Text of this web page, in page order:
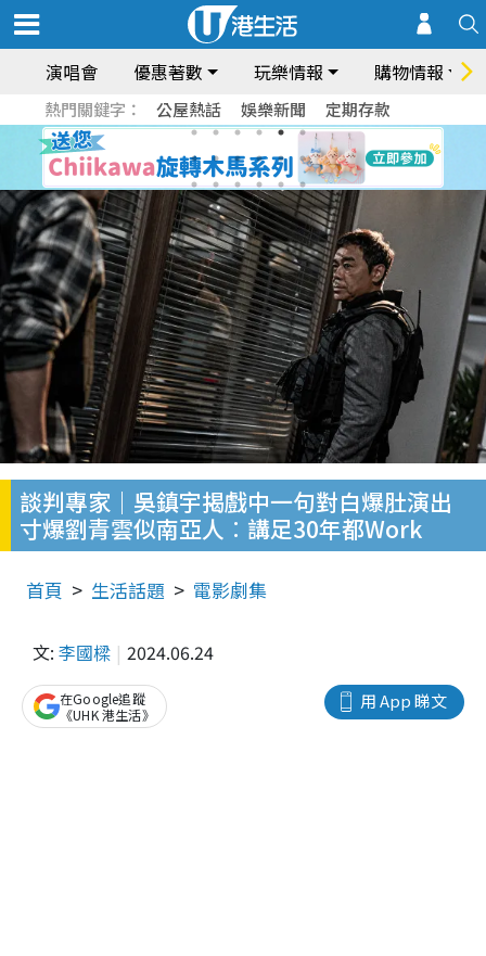
演唱會 優惠著數 玩樂情報 購物情報
熱門關鍵字： 公屋熱話 娛樂新聞 定期存款
談判專家｜吳鎮宇揭戲中一句對白爆肚演出
寸爆劉青雲似南亞人︰講足30年都Work
首頁 生活話題 電影劇集
文: 李國樑 2024.06.24
用 App 睇文
在Google追蹤
《UHK 港生活》